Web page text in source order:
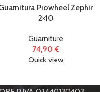
Guarnitura Prowheel Zephir
2×10
Guarniture
74,90€
Quick view